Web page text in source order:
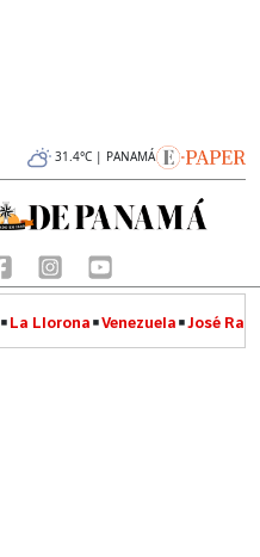
31.4°C | PANAMÁ
La Llorona Venezuela José